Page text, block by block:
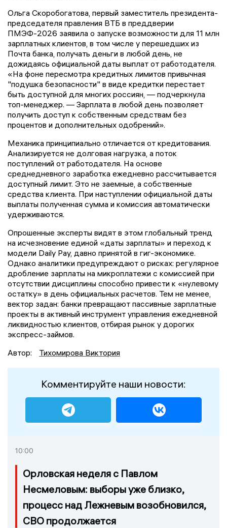
Ольга Скоробогатова, первый заместитель президента-
председателя правления ВТБ в преддверии
ПМЭФ-2026 заявила о запуске возможности для 11 млн
зарплатных клиентов, в том числе у перешедших из
Почта банка, получать деньги в любой день, не
дожидаясь официальной даты выплат от работодателя.
«На фоне пересмотра кредитных лимитов привычная
"подушка безопасности" в виде кредитки перестает
быть доступной для многих россиян, — подчеркнула
топ-менеджер. — Зарплата в любой день позволяет
получить доступ к собственным средствам без
процентов и дополнительных одобрений».
Механика принципиально отличается от кредитования.
Анализируется не долговая нагрузка, а поток
поступлений от работодателя. На основе
среднедневного заработка ежедневно рассчитывается
доступный лимит. Это не заемные, а собственные
средства клиента. При наступлении официальной даты
выплаты полученная сумма и комиссия автоматически
удерживаются.
Опрошенные эксперты видят в этом глобальный тренд
на исчезновение единой «даты зарплаты» и переход к
модели Daily Pay, давно принятой в гиг-экономике.
Однако аналитики предупреждают о рисках: регулярное
дробление зарплаты на микроплатежи с комиссией при
отсутствии дисциплины способно привести к «нулевому
остатку» в день официальных расчетов. Тем не менее,
вектор задан: банки превращают пассивные зарплатные
проекты в активный инструмент управления ежедневной
ликвидностью клиентов, отбирая рынок у дорогих
экспресс-займов.
Автор:
Тихомирова Виктория
Комментируйте наши новости:
10:00
Орловская неделя с Павлом
Несмеловым: выборы уже близко,
процесс над Лежневым возобновился,
СВО продолжается